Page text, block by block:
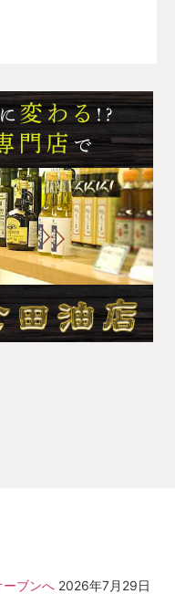
ーブンへ 2026年7月29日